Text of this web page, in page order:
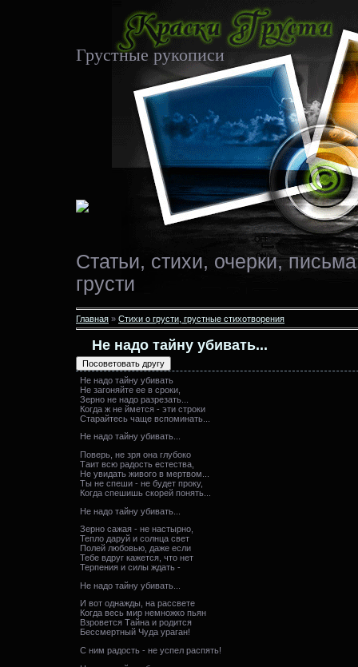
Грустные рукописи
Статьи, стихи, очерки,
грусти
Главная » Стихи о грусти, грустные стихотворения
Не надо тайну убивать...
Не надо тайну убивать
Не загоняйте ее в сроки,
Зерно не надо разрезать...
Когда ж не ймется - эти строки
Старайтесь чаще вспоминать...
Не надо тайну убивать...
Поверь, не зря она глубоко
Таит всю радость естества,
Не увидать живого в мертвом...
Ты не спеши - не будет проку,
Когда спешишь скорей понять...
Не надо тайну убивать...
Зерно сажая - не настырно,
Тепло даруй и солнца свет
Полей любовью, даже если
Тебе вдруг кажется, что нет
Терпения и силы ждать -
Не надо тайну убивать...
И вот однажды, на рассвете
Когда весь мир немножко пьян
Взровется Тайна и родится
Бессмертный Чуда ураган!
С ним радость - не успел распять!